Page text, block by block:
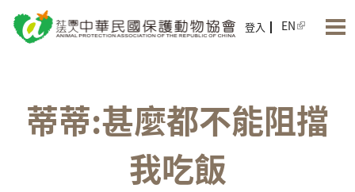
登入 EN
蒂蒂:甚麼都不能阻擋
我吃飯